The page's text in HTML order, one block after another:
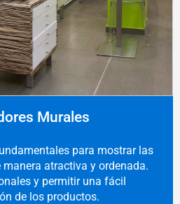
Murales
para mostrar las
atractiva y ordenada.
y permitir una fácil
de los productos.